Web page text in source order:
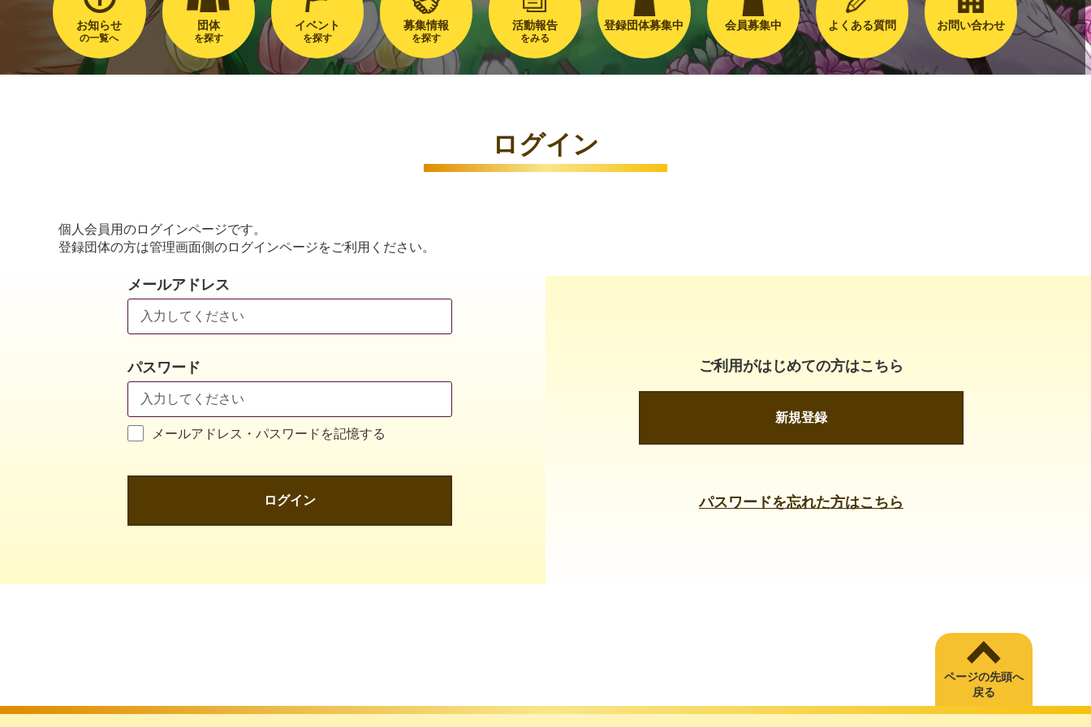
お知らせ
の一覧へ
団体
を探す
イベント
を探す
募集情報
を探す
活動報告
をみる
登録団体募集中 会員募集中 よくある質問 お問い合わせ
ログイン
個人会員用のログインページです。
登録団体の方は管理画面側のログインページをご利用ください。
メールアドレス
パスワード
メールアドレス・パスワードを記憶する
ログイン
ご利用がはじめての方はこちら
新規登録
パスワードを忘れた方はこちら
ページの先頭へ
戻る